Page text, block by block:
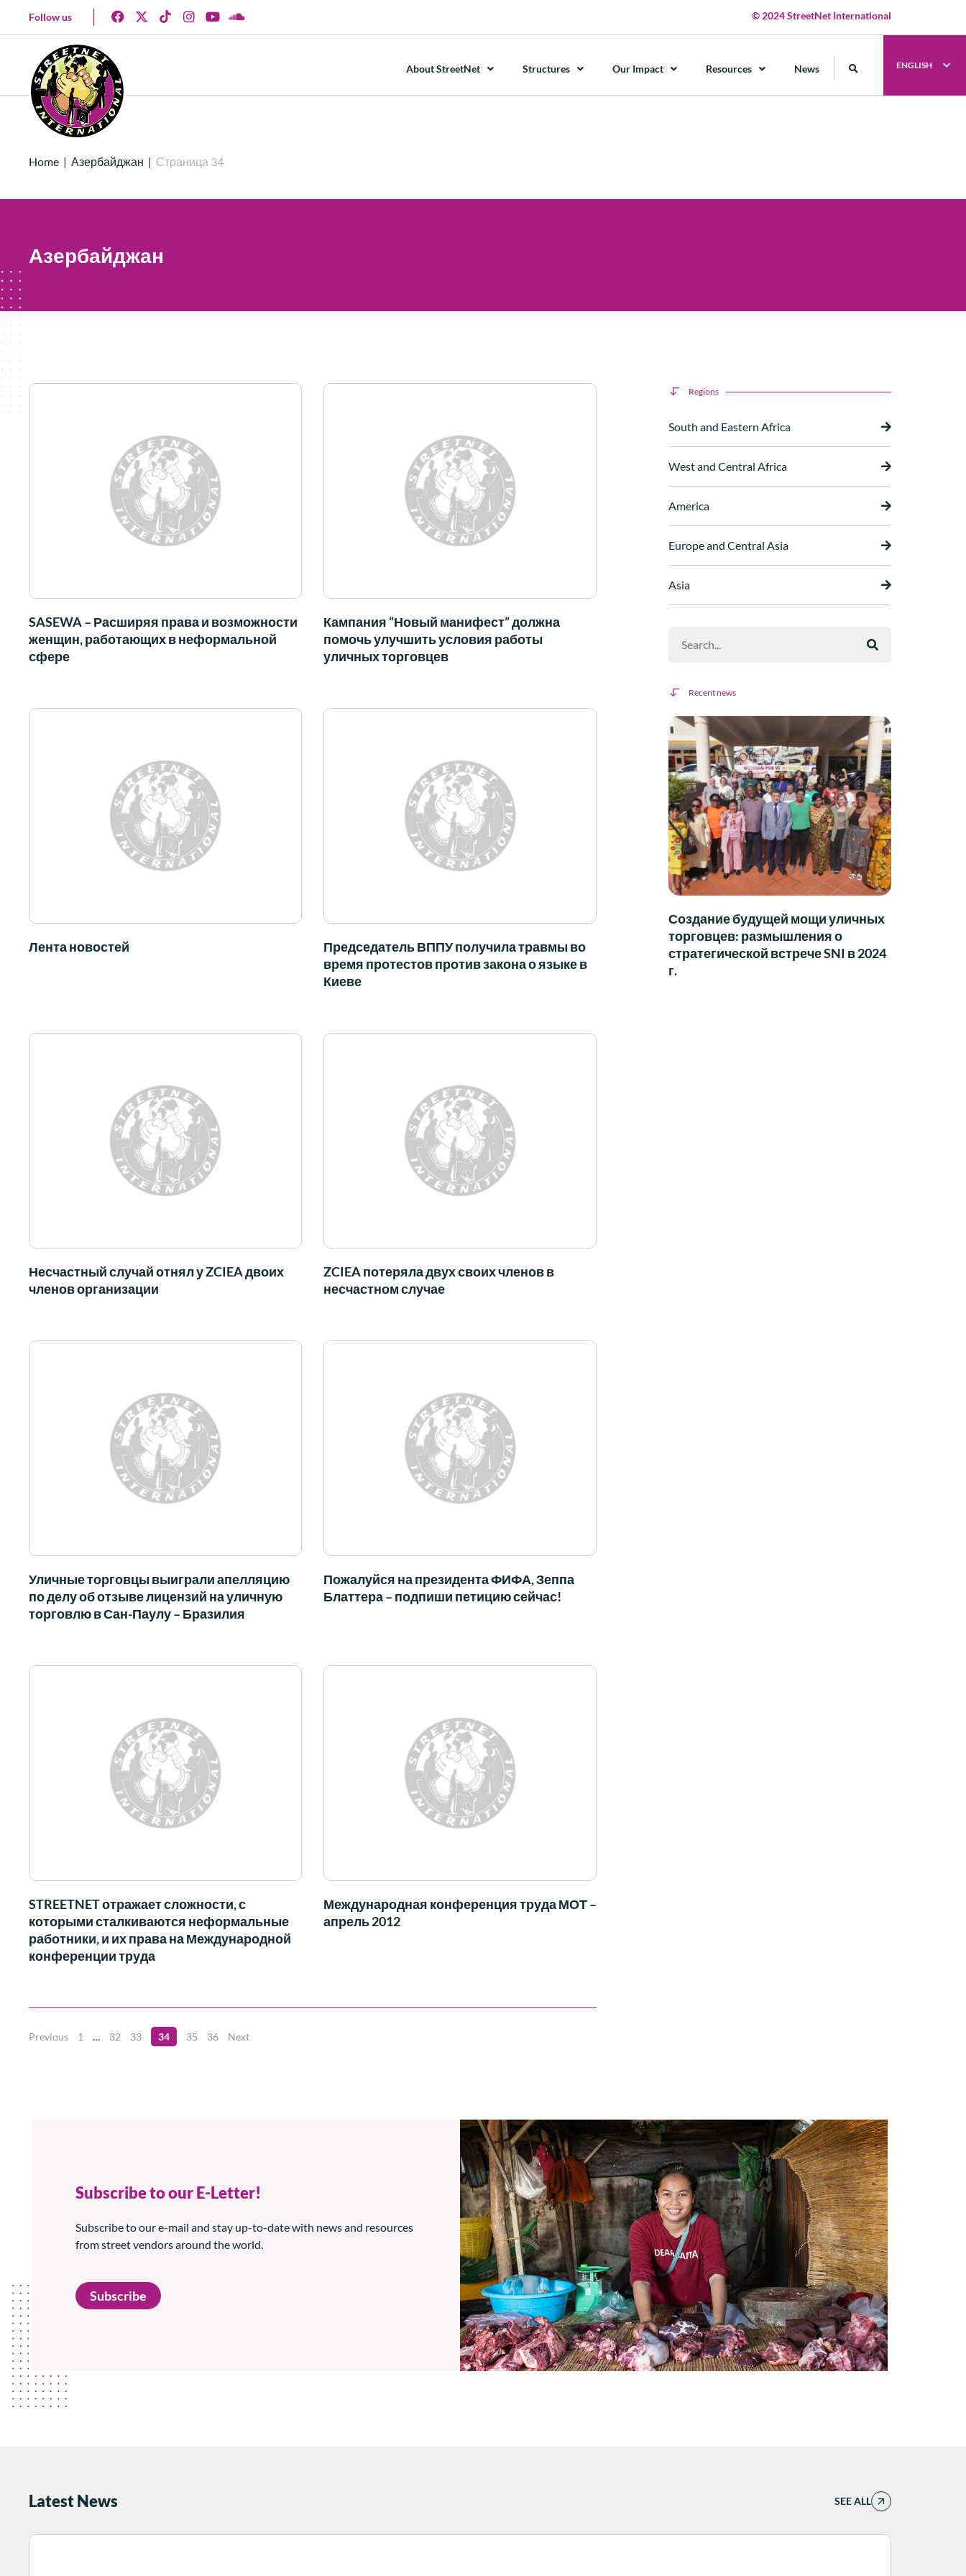
Follow us © 2024 StreetNet International
About StreetNet Structures Our Impact Resources News ENGLISH
Home | Азербайджан | Страница 34
Азербайджан
SASEWA – Расширяя права и возможности
женщин, работающих в неформальной
сфере
Кампания “Новый манифест” должна
помочь улучшить условия работы
уличных торговцев
Лента новостей
Председатель ВППУ получила травмы во
время протестов против закона о языке в
Киеве
Несчастный случай отнял у ZCIEA двоих
членов организации
ZCIEA потеряла двух своих членов в
несчастном случае
Уличные торговцы выиграли апелляцию
по делу об отзыве лицензий на уличную
торговлю в Сан-Паулу – Бразилия
Пожалуйся на президента ФИФА, Зеппа
Блаттера – подпиши петицию сейчас!
STREETNET отражает сложности, с
которыми сталкиваются неформальные
работники, и их права на Международной
конференции труда
Международная конференция труда МОТ –
апрель 2012
Previous 1 … 32 33 34 35 36 Next
Regions
South and Eastern Africa
West and Central Africa
America
Europe and Central Asia
Asia
Recent news
Создание будущей мощи уличных
торговцев: размышления о
стратегической встрече SNI в 2024
г.
Subscribe to our E-Letter!
Subscribe to our e-mail and stay up-to-date with news and resources
from street vendors around the world.
Subscribe
Latest News SEE ALL